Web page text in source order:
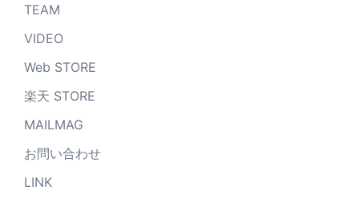
TEAM
VIDEO
Web STORE
楽天 STORE
MAILMAG
お問い合わせ
LINK